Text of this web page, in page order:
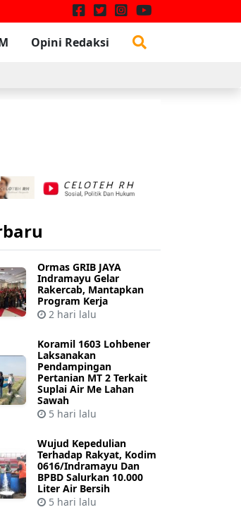
Opini Redaksi
Ormas GRIB JAYA
Indramayu Gelar
Rakercab, Mantapkan
Program Kerja
2 hari lalu
Koramil 1603 Lohbener
Laksanakan
Pendampingan
Pertanian MT 2 Terkait
Suplai Air Me Lahan
Sawah
5 hari lalu
Wujud Kepedulian
Terhadap Rakyat, Kodim
0616/Indramayu Dan
BPBD Salurkan 10.000
Liter Air Bersih
5 hari lalu